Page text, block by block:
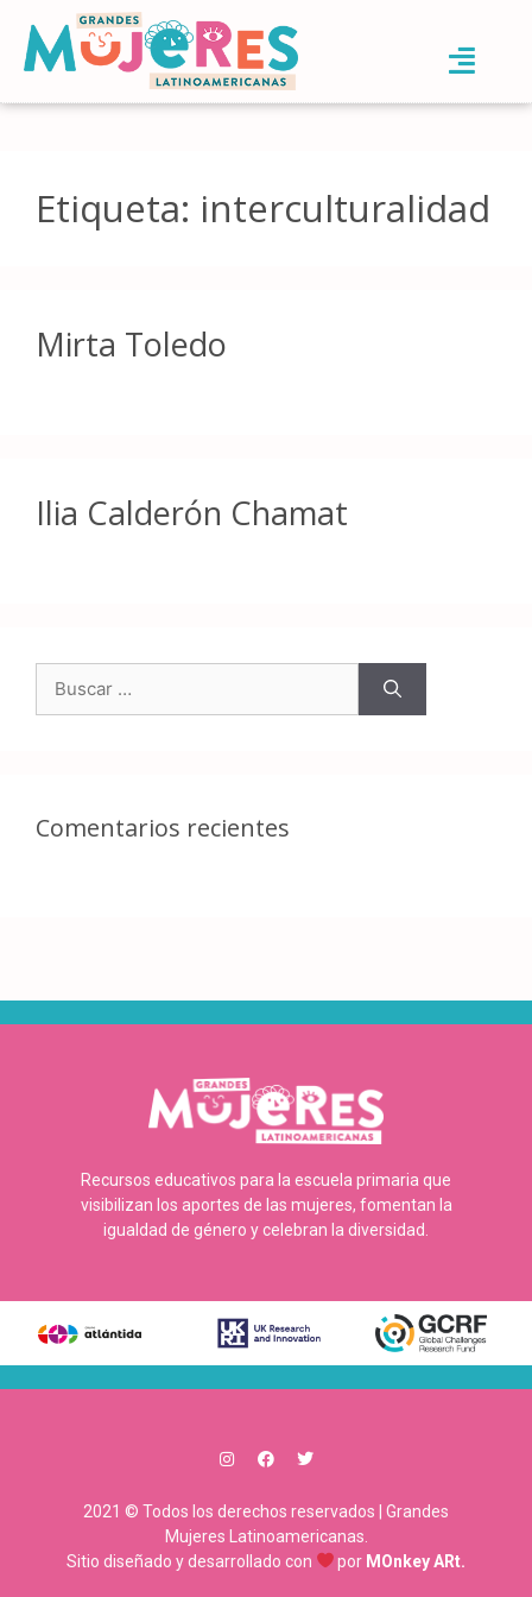
Etiqueta: interculturalidad
Mirta Toledo
Ilia Calderón Chamat
Comentarios recientes
Recursos educativos para la escuela primaria que
visibilizan los aportes de las mujeres, fomentan la
igualdad de género y celebran la diversidad.
2021 © Todos los derechos reservados | Grandes
Mujeres Latinoamericanas.
Sitio diseñado y desarrollado con
por MOnkey ARt.